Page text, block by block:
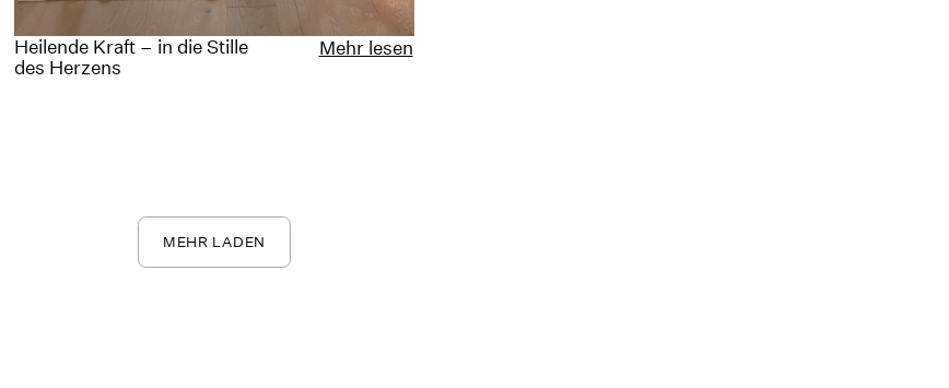
Heilende Kraft – in die Stille
des Herzens
Mehr lesen
MEHR LADEN